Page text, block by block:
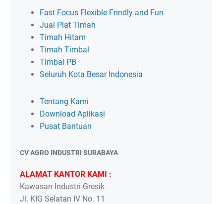
Fast Focus Flexible Frindly and Fun
Jual Plat Timah
Timah Hitam
Timah Timbal
Timbal PB
Seluruh Kota Besar Indonesia
Tentang Kami
Download Aplikasi
Pusat Bantuan
CV AGRO INDUSTRI SURABAYA
ALAMAT KANTOR KAMI :
Kawasan Industri Gresik
Jl. KIG Selatan IV No. 11